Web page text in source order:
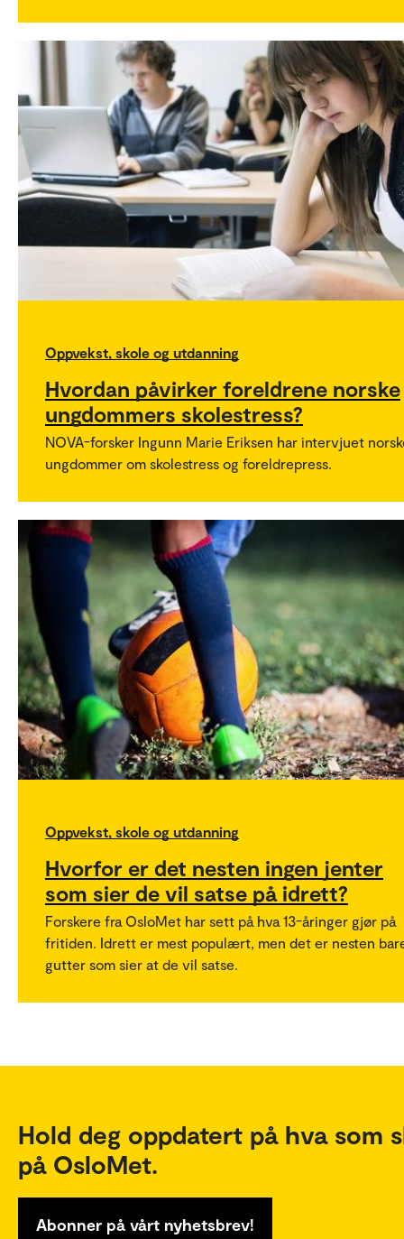
Oppvekst, skole og utdanning
Hvordan påvirker foreldrene norske
ungdommers skolestress?
NOVA-forsker Ingunn Marie Eriksen har intervjuet
ungdommer om skolestress og foreldrepress.
Oppvekst, skole og utdanning
Hvorfor er det nesten ingen jenter
som sier de vil satse på idrett?
Forskere fra OsloMet har sett på hva 13-åringer gjør på
fritiden. Idrett er mest populært, men det er nesten
gutter som sier at de vil satse.
Hold deg oppdatert på hva som
på OsloMet.
Abonner på vårt nyhetsbrev!